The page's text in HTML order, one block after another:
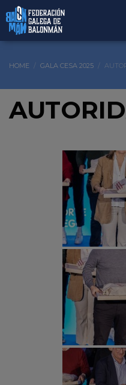
HOME GALA CESA 2025